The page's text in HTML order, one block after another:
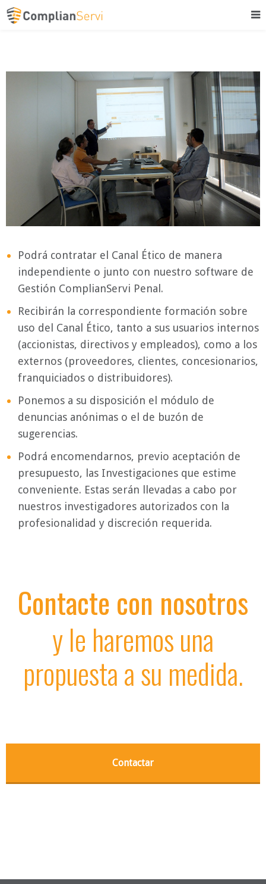
Podrá contratar el Canal Ético de manera
independiente o junto con nuestro software de
Gestión ComplianServi Penal.
Recibirán la correspondiente formación sobre
uso del Canal Ético, tanto a sus usuarios internos
(accionistas, directivos y empleados), como a los
externos (proveedores, clientes, concesionarios,
franquiciados o distribuidores).
Ponemos a su disposición el módulo de
denuncias anónimas o el de buzón de
sugerencias.
Podrá encomendarnos, previo aceptación de
presupuesto, las Investigaciones que estime
conveniente. Estas serán llevadas a cabo por
nuestros investigadores autorizados con la
profesionalidad y discreción requerida.
Contacte con nosotros
y le haremos una
propuesta a su medida.
Contactar